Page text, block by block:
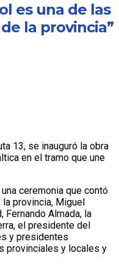
es una de las
la provincia”
13, se inauguró la obra
en el tramo que une
ceremonia que contó
provincia, Miguel
Almada, la
el presidente del
y presidentes
provinciales y locales y